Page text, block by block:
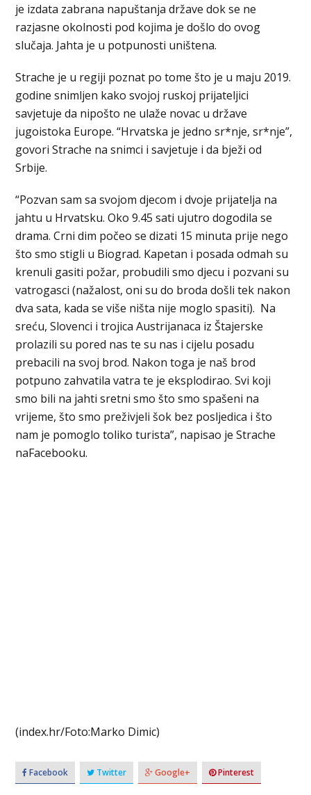
je izdata zabrana napuštanja države dok se ne
razjasne okolnosti pod kojima je došlo do ovog
slučaja. Jahta je u potpunosti uništena.
Strache je u regiji poznat po tome što je u maju 2019.
godine snimljen kako svojoj ruskoj prijateljici
savjetuje da nipošto ne ulaže novac u države
jugoistoka Europe. “Hrvatska je jedno sr*nje, sr*nje”,
govori Strache na snimci i savjetuje i da bježi od
Srbije.
“Pozvan sam sa svojom djecom i dvoje prijatelja na
jahtu u Hrvatsku. Oko 9.45 sati ujutro dogodila se
drama. Crni dim počeo se dizati 15 minuta prije nego
što smo stigli u Biograd. Kapetan i posada odmah su
krenuli gasiti požar, probudili smo djecu i pozvani su
vatrogasci (nažalost, oni su do broda došli tek nakon
dva sata, kada se više ništa nije moglo spasiti). Na
sreću, Slovenci i trojica Austrijanaca iz Štajerske
prolazili su pored nas te su nas i cijelu posadu
prebacili na svoj brod. Nakon toga je naš brod
potpuno zahvatila vatra te je eksplodirao. Svi koji
smo bili na jahti sretni smo što smo spašeni na
vrijeme, što smo preživjeli šok bez posljedica i što
nam je pomoglo toliko turista”, napisao je Strache
naFacebooku.
(index.hr/Foto:Marko Dimic)
Facebook Twitter Google+ Pinterest